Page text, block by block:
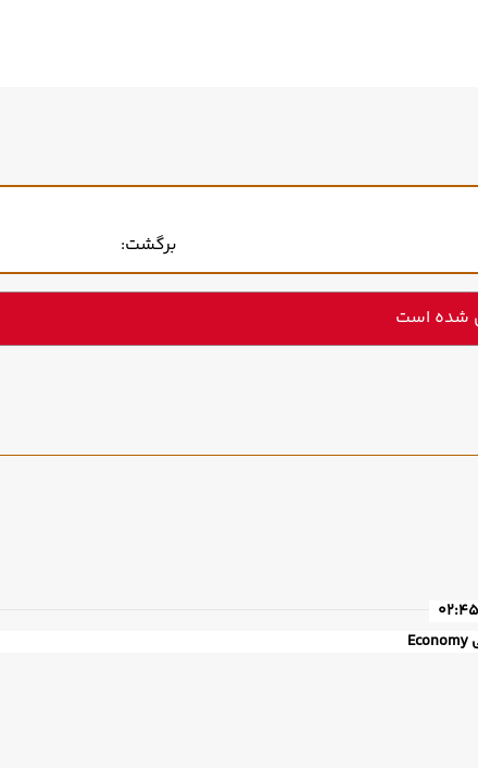
برگشت:
شده است
02:45